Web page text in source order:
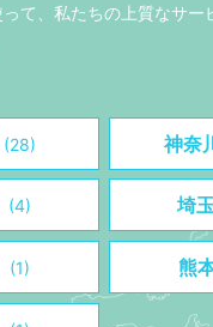
て、私たちの上質なサー
(28) 神奈
(4) 埼
(1) 熊